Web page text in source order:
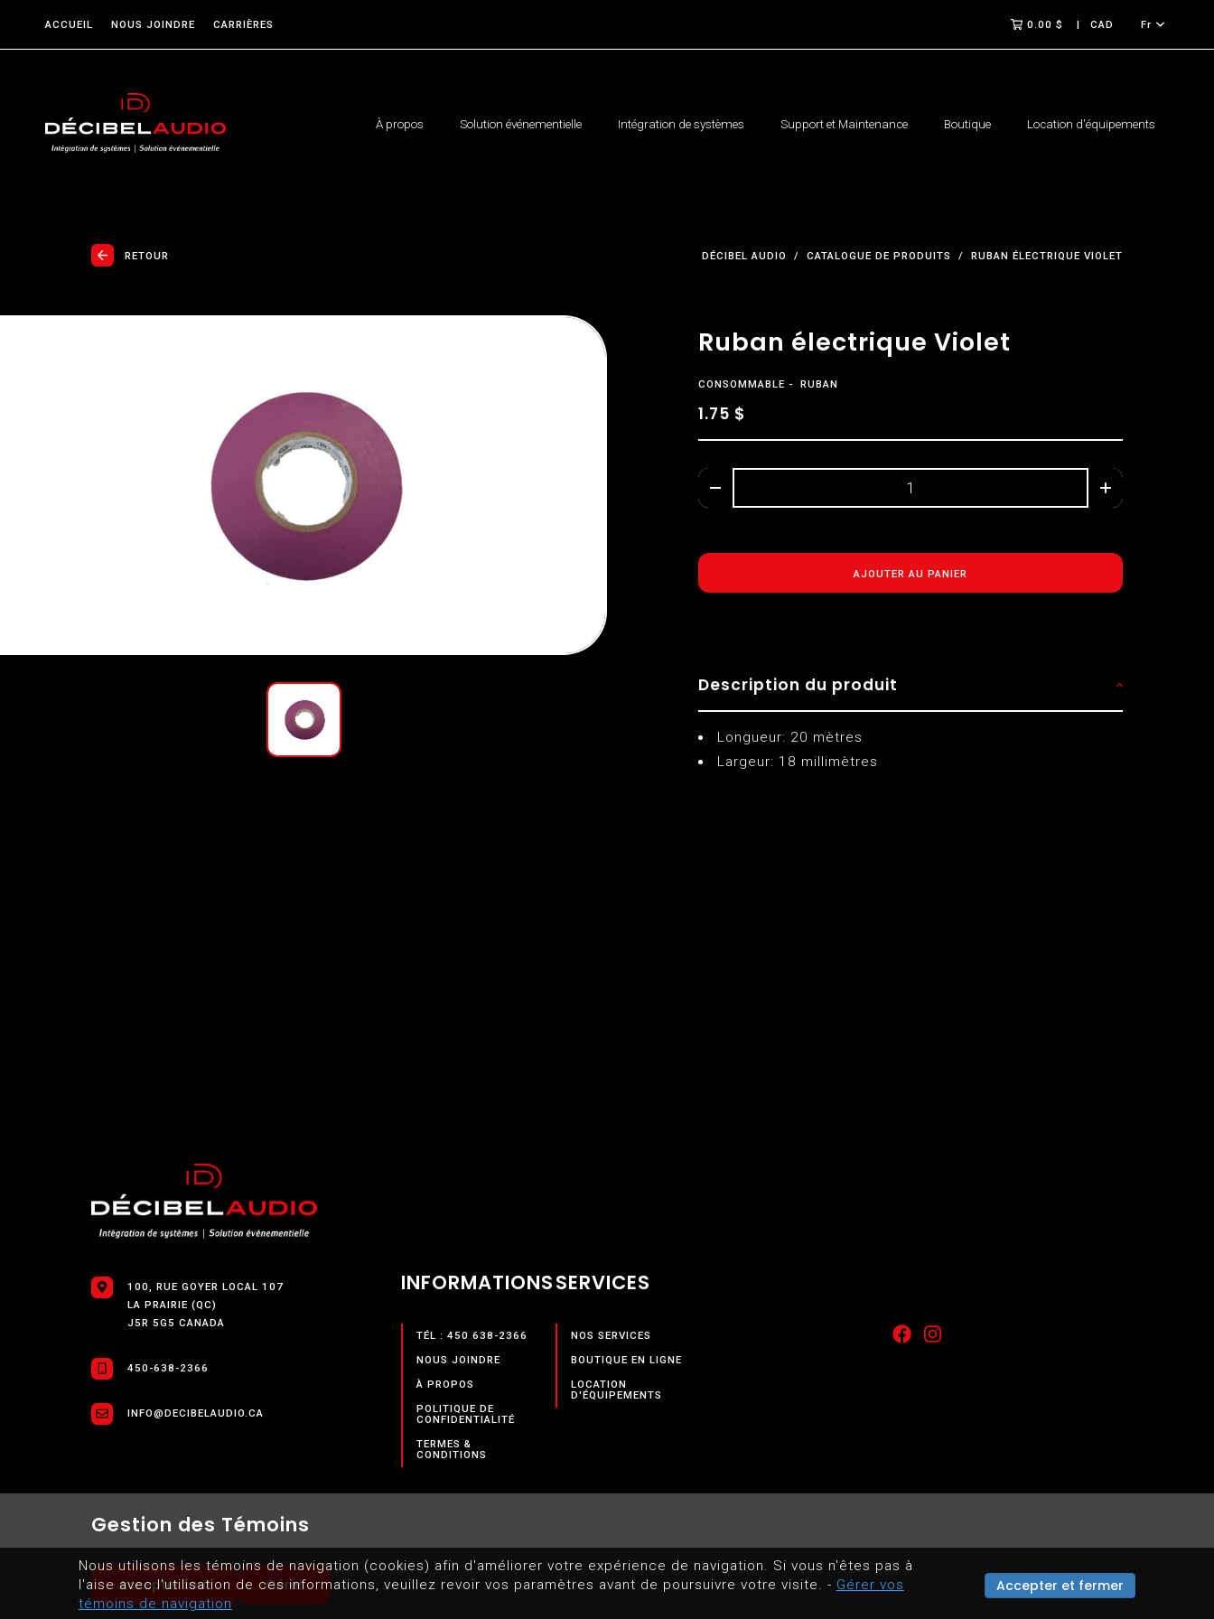
ACCUEIL NOUS JOINDRE CARRIÈRES 0.00 $ CAD Fr
À propos Solution événementielle Intégration de systèmes Support et Maintenance Boutique Location d'équipements
Gestion des Témoins
Nous utilisons les témoins de navigation (cookies) afin d'améliorer votre expérience de navigation. Si vous n'êtes pas à
l'aise avec l'utilisation de ces informations, veuillez revoir vos paramètres avant de poursuivre votre visite. - Gérer vos
témoins de navigation
Accepter et fermer
Accepter tout Gérer
RETOUR DÉCIBEL AUDIO CATALOGUE DE PRODUITS RUBAN ÉLECTRIQUE VIOLET
Ruban électrique Violet
CONSOMMABLE RUBAN
1.75 $
AJOUTER AU PANIER
Description du produit
Longueur: 20 mètres
Largeur: 18 millimètres
100, RUE GOYER LOCAL 107
LA PRAIRIE (QC)
J5R 5G5 CANADA
450-638-2366
INFO@DECIBELAUDIO.CA
INFORMATIONS
TÉL : 450 638-2366
NOUS JOINDRE
À PROPOS
POLITIQUE DE
CONFIDENTIALITÉ
TERMES &
CONDITIONS
SERVICES
NOS SERVICES
BOUTIQUE EN LIGNE
LOCATION
D'ÉQUIPEMENTS
PLAN DU SITE CONDITIONS D'UTILISATIONS DU SITE WEB
PROPULSÉ PAR